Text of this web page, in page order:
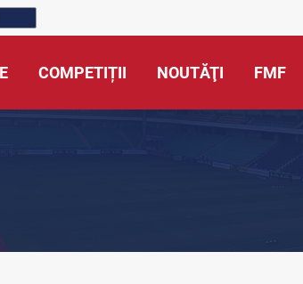
COMPETIȚII NOUTĂŢI FMF